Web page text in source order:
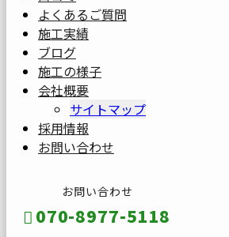
よくあるご質問
施工実績
ブログ
施工の様子
会社概要
サイトマップ
採用情報
お問い合わせ
お問い合わせ
070-8977-5118